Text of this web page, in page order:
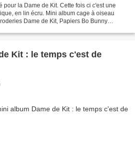
pour la Dame de Kit. Cette fois ci c'est une
en lin écru. Mini album cage à oiseau
Dame de Kit, Papiers Bo Bunny
Kit : le temps c'est de